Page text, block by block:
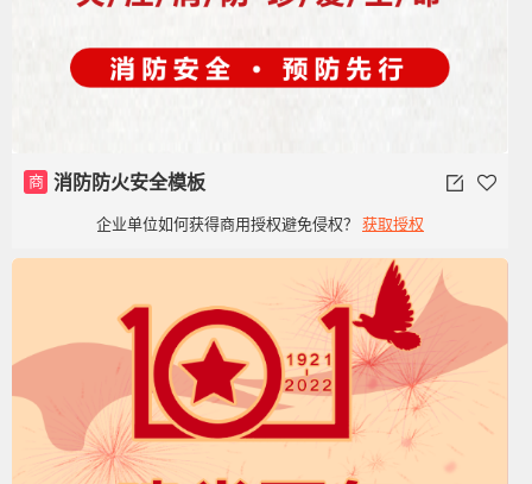
商 消防防火安全模板
企业单位如何获得商用授权避免侵权？ 获取授权